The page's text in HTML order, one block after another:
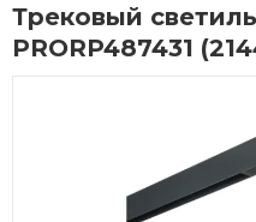
Трековый
PRORP487431